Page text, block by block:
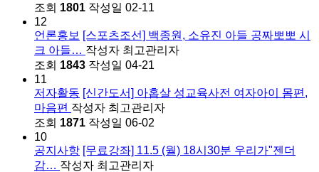
조회 1801 작성일 02-11
12
언론홍보 [스포츠조선] 백종원, 소유진 아들 공짜뽀뽀 시
크 아들… 작성자 최고관리자
조회 1843 작성일 04-21
11
저자활동 [신간도서] 아홉살 성교육사전 여자아이 몸편,
마음편 작성자 최고관리자
조회 1871 작성일 06-02
10
공지사항 [무료강좌] 11.5 (월) 18시30분 우리가"젠더
감… 작성자 최고관리자